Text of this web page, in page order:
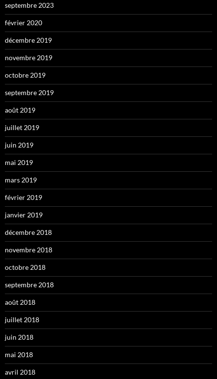
septembre 2023
février 2020
décembre 2019
novembre 2019
octobre 2019
septembre 2019
août 2019
juillet 2019
juin 2019
mai 2019
mars 2019
février 2019
janvier 2019
décembre 2018
novembre 2018
octobre 2018
septembre 2018
août 2018
juillet 2018
juin 2018
mai 2018
avril 2018